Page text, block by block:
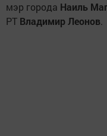
мэр города Наиль
РТ Владимир Леонов.